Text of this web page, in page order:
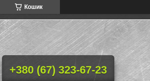
Кошик
+380 (67) 323-67-23